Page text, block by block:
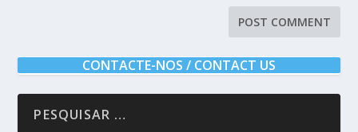
CONTACTE-NOS / CONTACT US